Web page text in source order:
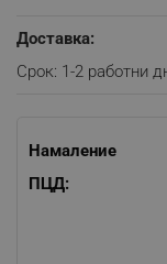
Доставка:
Срок: 1-2 работни
Намаление
ПЦД: